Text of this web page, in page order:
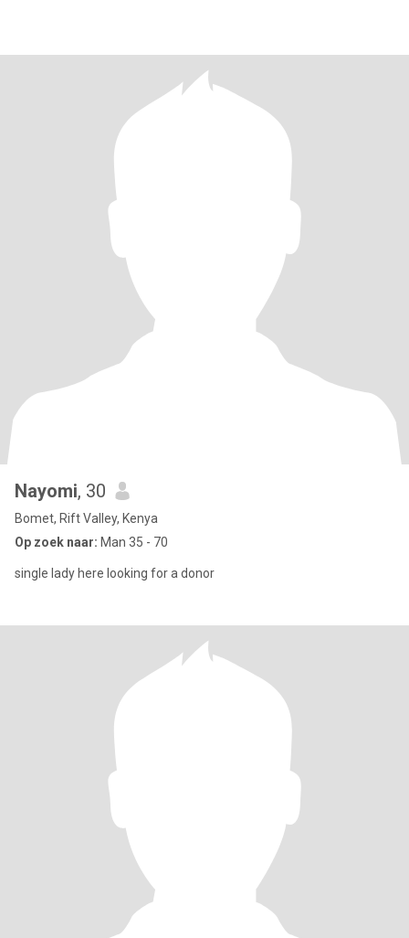
Nayomi, 30
Bomet, Rift Valley, Kenya
Op zoek naar: Man 35 - 70
single lady here looking for a donor